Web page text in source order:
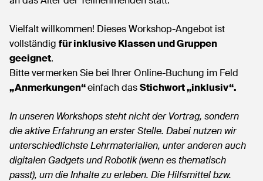
Vielfalt willkommen! Dieses Workshop-Angebot ist
vollständig für inklusive Klassen und Gruppen
geeignet.
Bitte vermerken Sie bei Ihrer Online-Buchung im Feld
„Anmerkungen“einfach dasStichwort „inklusiv“.
In unseren Workshops steht nicht der Vortrag, sondern
die aktive Erfahrung an erster Stelle. Dabei nutzen wir
unterschiedlichste Lehrmaterialien, unter anderen auch
digitalen Gadgets und Robotik (wenn es thematisch
passt), um die Inhalte zu erleben. Die Hilfsmittel bzw.